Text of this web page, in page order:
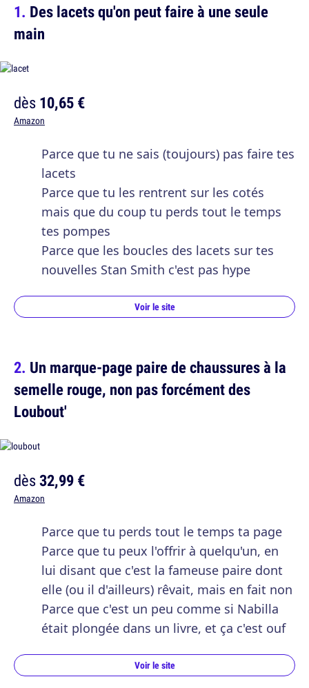
Des lacets qu'on peut faire à une seule
main
dès10,65 €
Amazon
Parce que tu ne sais (toujours) pas faire tes
lacets
Parce que tu les rentrent sur les cotés
mais que du coup tu perds tout le temps
tes pompes
Parce que les boucles des lacets sur tes
nouvelles Stan Smith c'est pas hype
Voir le site
Un marque-page paire de chaussures à la
semelle rouge, non pas forcément des
Loubout'
dès32,99 €
Amazon
Parce que tu perds tout le temps ta page
Parce que tu peux l'offrir à quelqu'un, en
lui disant que c'est la fameuse paire dont
elle (ou il d'ailleurs) rêvait, mais en fait non
Parce que c'est un peu comme si Nabilla
était plongée dans un livre, et ça c'est ouf
Voir le site